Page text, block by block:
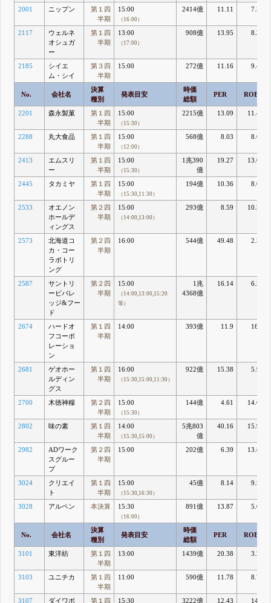
2001 ニップン
第１四
半期
15:00
（16:00）
2414億 11.11 7.54
2117
ウェルネ
オシュガ
ー
第１四
半期
13:00
（17:00）
908億 13.95 8.39
2185
シイエ
ム・シイ
第３四
半期
15:00 272億 11.16 9.48
No. 会社名
決算
種別
発表目安
時価
総額
PER ROE
2201 森永製菓
第１四
半期
15:00
（15:30）
2215億 13.09 11.43
2288 丸大食品
第１四
半期
15:00
（12:00）
568億 8.03 8.64
2413
エムスリ
ー
第１四
半期
15:00
（15:30）
1兆390
億
19.27 13.05
2445 タカミヤ
第１四
半期
15:00
（15:30,11:30）
194億 10.36 8.09
2533
オエノン
ホールデ
ィングス
第２四
半期
15:00
（14:00,13:00）
293億 8.59 10.57
2573
北海道コ
カ・コー
ラボトリ
ング
第２四
半期
16:00 544億 49.48 2.52
2587
サントリ
ービバレ
ッジ&フー
ド
第２四
半期
15:00
（14:00,13:00,15:20
等）
1兆
4368億
16.14 6.57
2674
ハードオ
フコーポ
レーショ
ン
第１四
半期
14:00 393億 11.9 16.6
2681
ゲオホー
ルディン
グス
第１四
半期
16:00
（15:30,15:00,11:30）
922億 15.38 5.96
2700 木徳神糧
第２四
半期
15:00
（15:30）
144億 4.61 14.61
2802 味の素
第１四
半期
14:00
（15:30,15:00）
5兆803
億
40.16 15.94
2982
ADワーク
スグルー
プ
第２四
半期
15:00 202億 6.39 13.87
3024
クリエイ
ト
第１四
半期
15:00
（15:30,16:30）
45億 8.14 9.53
3028 アルペン 本決算 15:30
（16:00）
891億 13.87 5.05
No. 会社名
決算
種別
発表目安
時価
総額
PER ROE
3101 東洋紡
第１四
半期
13:00 1439億 20.38 3.29
3103 ユニチカ
第１四
半期
11:00 590億 11.78 8.71
3107
ダイワボ
第１四
15:30 3222億 12.43 14.9